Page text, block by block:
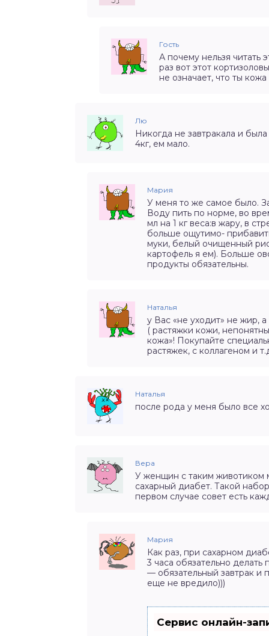
Гость
А почему нельзя читать
раз вот этот
не означает, что ты
Лю
Никогда не завтракала и
4кг, ем мало.
Мария
У меня то же самое было.
Воду пить по норме, во
мл на 1 кг веса:в жару, в
больше ощутимо-
муки, белый очищенный
картофель я ем). Больше
продукты обязательны.
Наталья
у Вас «не уходит» не жир,
( растяжки кожи,
кожа»! Покупайте
растяжек, с коллагеном и
Наталья
после рода у меня было все
Вера
У женщин с таким животиком
сахарный диабет. Такой
первом случае совет есть
Мария
Как раз, при сахарном
3 часа обязательно
— обязательный завтрак и
еще не вредило)))
Сервис онлайн-